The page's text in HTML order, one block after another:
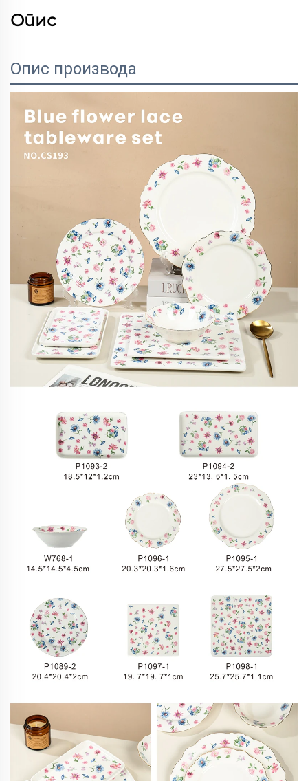
Опис
Опис производа